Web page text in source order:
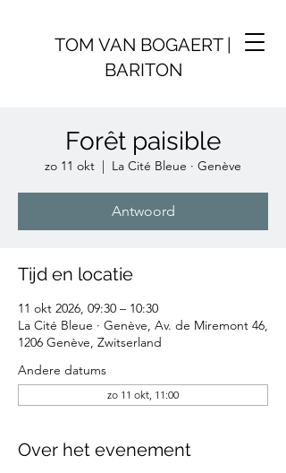
TOM VAN BOGAERT |
BARITON
Forêt paisible
zo 11 okt
  |
La Cité Bleue · Genève
Antwoord
Tijd en locatie
11 okt 2026, 09:30 – 10:30
La Cité Bleue · Genève, Av. de Miremont 46,
1206 Genève, Zwitserland
Andere datums
zo 11 okt, 11:00
Over het evenement